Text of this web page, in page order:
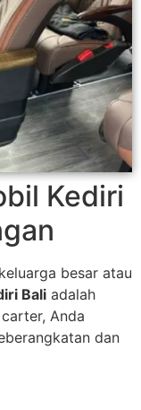
Kediri
besar atau
Bali adalah
Anda
dan